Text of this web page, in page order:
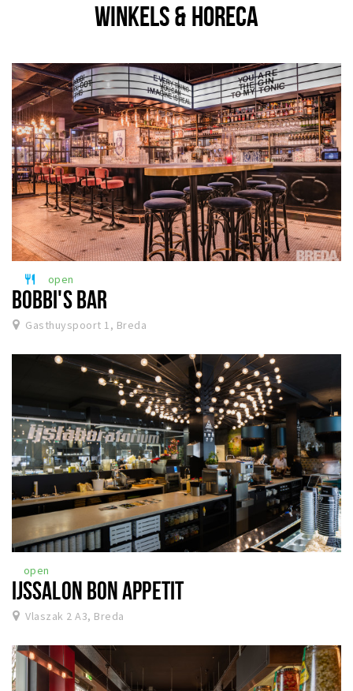
WINKELS & HORECA
restaurant open
BOBBI'S BAR
Gasthuyspoort 1, Breda
open
IJSSALON BON APPETIT
Vlaszak 2 A3, Breda